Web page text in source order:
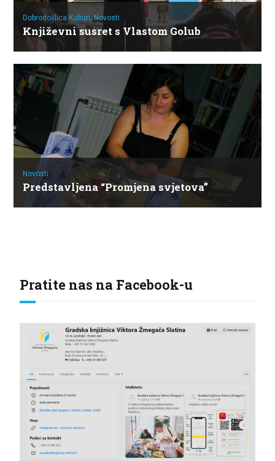
Dobrodošlica Kulturi,Novosti
Književni susret s Vlastom Golub
Novosti
Predstavljena “Promjena svjetova”
Pratite nas na Facebook-u